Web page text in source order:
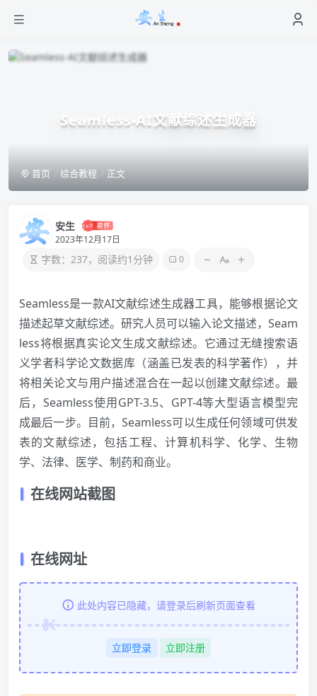
Seamless-AI文献综述生成器
首页 综合教程 正文
安生
2023年12月17日
字数：237，阅读约1分钟 0
Seamless是一款AI文献综述生成器工具，能够根据论文
描述起草文献综述。研究人员可以输入论文描述，Seam
less将根据真实论文生成文献综述。它通过无缝搜索语
义学者科学论文数据库（涵盖已发表的科学著作），并
将相关论文与用户描述混合在一起以创建文献综述。最
后，Seamless使用GPT-3.5、GPT-4等大型语言模型完
成最后一步。目前，Seamless可以生成任何领域可供发
表的文献综述，包括工程、计算机科学、化学、生物
学、法律、医学、制药和商业。
在线网站截图
在线网址
此处内容已隐藏，请登录后刷新页面查看
立即登录 立即注册